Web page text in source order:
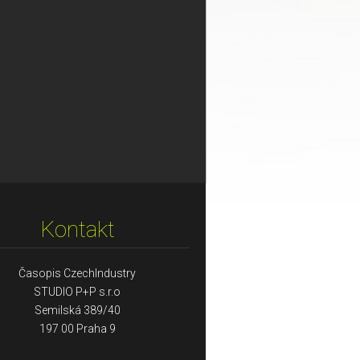
Kontakt
Časopis CzechIndustry
STUDIO P+P s.r.o
Semilská 389/40
197 00 Praha 9